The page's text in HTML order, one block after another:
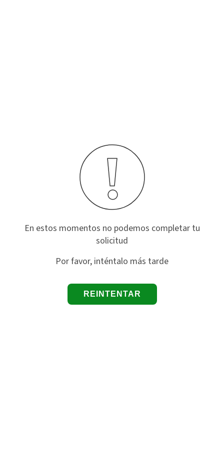
En estos momentos no podemos completar tu
solicitud
Por favor, inténtalo más tarde
REINTENTAR